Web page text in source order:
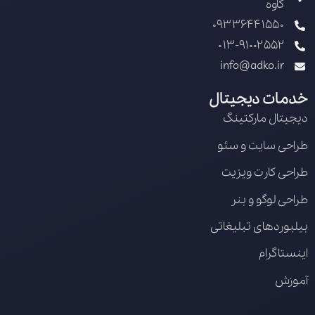
کاوه
09336441550
013-91002552
info@adko.ir
خدمات دیجیتال
دیجیتال مارکتینگ
طراحی سایت و سئو
طراحی کارت ویزیت
طراحی لوگو و بنر
بیلبوردهای تبلیغاتی
اینستاگرام
آموزش